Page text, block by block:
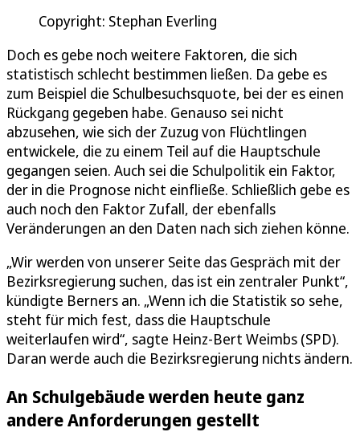
Copyright: Stephan Everling
Doch es gebe noch weitere Faktoren, die sich
statistisch schlecht bestimmen ließen. Da gebe es
zum Beispiel die Schulbesuchsquote, bei der es einen
Rückgang gegeben habe. Genauso sei nicht
abzusehen, wie sich der Zuzug von Flüchtlingen
entwickele, die zu einem Teil auf die Hauptschule
gegangen seien. Auch sei die Schulpolitik ein Faktor,
der in die Prognose nicht einfließe. Schließlich gebe es
auch noch den Faktor Zufall, der ebenfalls
Veränderungen an den Daten nach sich ziehen könne.
„Wir werden von unserer Seite das Gespräch mit der
Bezirksregierung suchen, das ist ein zentraler Punkt“,
kündigte Berners an. „Wenn ich die Statistik so sehe,
steht für mich fest, dass die Hauptschule
weiterlaufen wird“, sagte Heinz-Bert Weimbs (SPD).
Daran werde auch die Bezirksregierung nichts ändern.
An Schulgebäude werden heute ganz
andere Anforderungen gestellt